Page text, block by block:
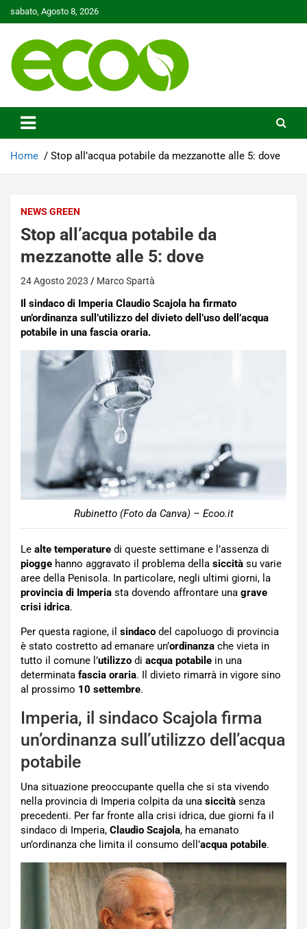
to
sabato, Agosto 8, 2026
Ecoo.it
Home Stop all’acqua potabile da mezzanotte alle 5: dove
NEWS GREEN
Stop all’acqua potabile da
mezzanotte alle 5: dove
24 Agosto 2023 Marco Spartà
Il sindaco di Imperia Claudio Scajola ha firmato
un’ordinanza sull’utilizzo del divieto dell’uso dell’acqua
potabile in una fascia oraria.
Rubinetto (Foto da Canva) – Ecoo.it
Le alte temperature di queste settimane e l’assenza di
piogge hanno aggravato il problema della siccità su varie
aree della Penisola. In particolare, negli ultimi giorni, la
provincia di Imperia sta dovendo affrontare una grave
crisi idrica.
Per questa ragione, il sindaco del capoluogo di provincia
è stato costretto ad emanare un’ordinanza che vieta in
tutto il comune l’utilizzo di acqua potabile in una
determinata fascia oraria. Il divieto rimarrà in vigore sino
al prossimo 10 settembre.
Imperia, il sindaco Scajola firma
un’ordinanza sull’utilizzo dell’acqua
potabile
Una situazione preoccupante quella che si sta vivendo
nella provincia di Imperia colpita da una siccità senza
precedenti. Per far fronte alla crisi idrica, due giorni fa il
sindaco di Imperia, Claudio Scajola, ha emanato
un’ordinanza che limita il consumo dell’acqua potabile.